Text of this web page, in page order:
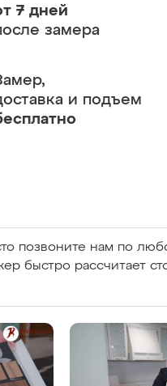
7 дней
замера
и подъем
позвоните нам по
быстро рассчитает